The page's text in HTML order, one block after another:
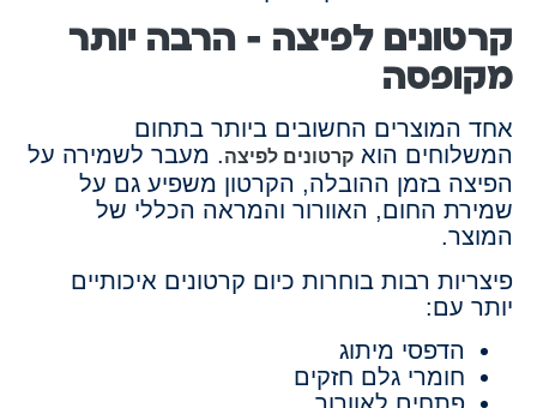
קרטונים לפיצה – הרבה יותר
מקופסה
אחד המוצרים החשובים ביותר בתחום
המשלוחים הוא קרטונים לפיצה. מעבר לשמירה על
הפיצה בזמן ההובלה, הקרטון משפיע גם על
שמירת החום, האוורור והמראה הכללי של
המוצר.
פיצריות רבות בוחרות כיום קרטונים איכותיים
יותר עם:
הדפסי מיתוג
חומרי גלם חזקים